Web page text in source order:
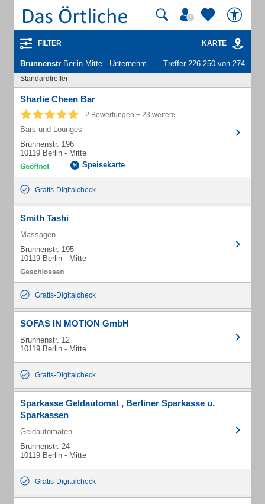
FILTER KARTE
Brunnenstr Berlin Mitte - Unternehmen und Personen Treffer 226-250 von 274
Standardtreffer
Sharlie Cheen Bar
2 Bewertungen + 23 weitere...
Bars und Lounges
Brunnenstr. 196
10119 Berlin - Mitte
Speisekarte
Gratis-Digitalcheck
Smith Tashi
Massagen
Brunnenstr. 195
10119 Berlin - Mitte
Gratis-Digitalcheck
SOFAS IN MOTION GmbH
Brunnenstr. 12
10119 Berlin - Mitte
Gratis-Digitalcheck
Sparkasse Geldautomat , Berliner Sparkasse u.
Sparkassen
Geldautomaten
Brunnenstr. 24
10119 Berlin - Mitte
Gratis-Digitalcheck